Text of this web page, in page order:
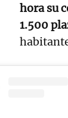
hora su
1.500